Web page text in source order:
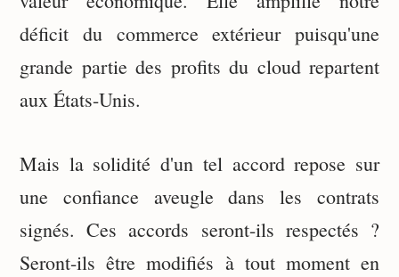
déficit du commerce extérieur puisqu'une
grande partie des profits du cloud repartent
aux États-Unis.
Mais la solidité d'un tel accord repose sur
une confiance aveugle dans les contrats
signés. Ces accords seront-ils respectés ?
Seront-ils être modifiés à tout moment en